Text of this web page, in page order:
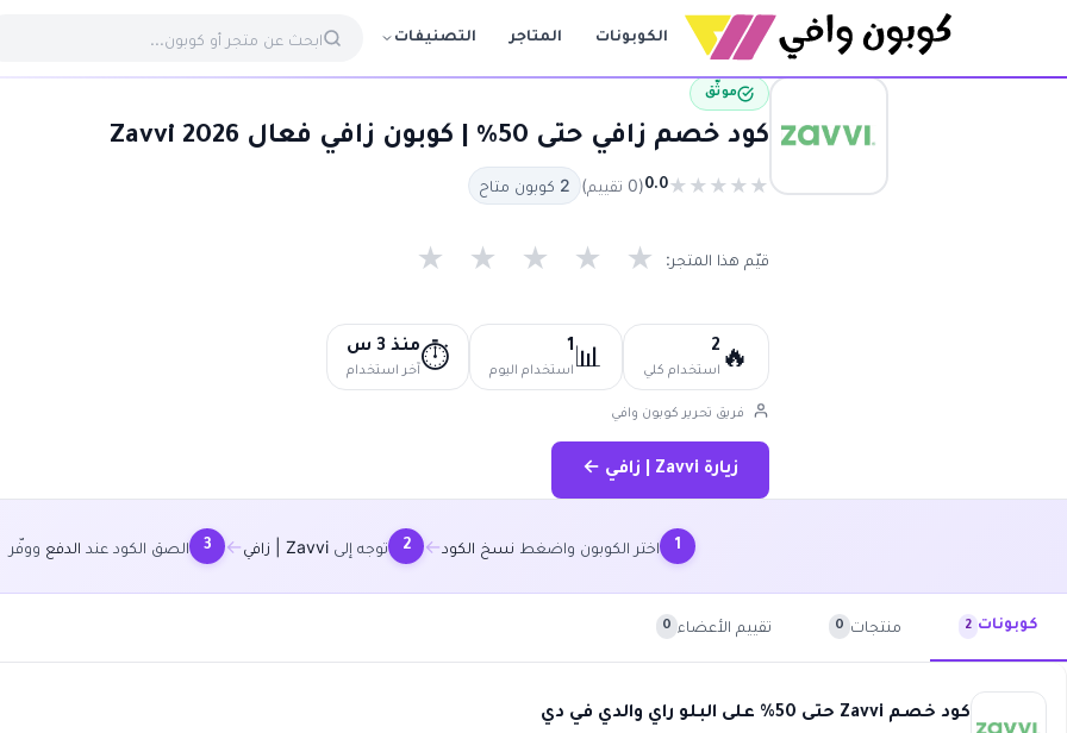
الكوبونات المتاجر التصنيفات
موثّق
كود خصم زافي حتى 50% | كوبون زافي فعال 2026 Zavvi
★
★
★
★
★
0.0(0 تقييم) 2 كوبون متاح
قيّم هذا المتجر: ★ ★ ★ ★ ★
🔥
2
استخدام كلي 📊
1
استخدام اليوم ⏱️منذ 3 س
آخر استخدام
فريق تحرير كوبون وافي
زيارة Zavvi | زافي ←
1 اختر الكوبون واضغط نسخ الكود ←
2 توجه إلى Zavvi | زافي ←
3 الصق الكود عند الدفع ووفّر
كوبونات 2 منتجات 0 تقييم الأعضاء 0
كود خصم Zavvi حتى 50% على البلو راي والدي في دي